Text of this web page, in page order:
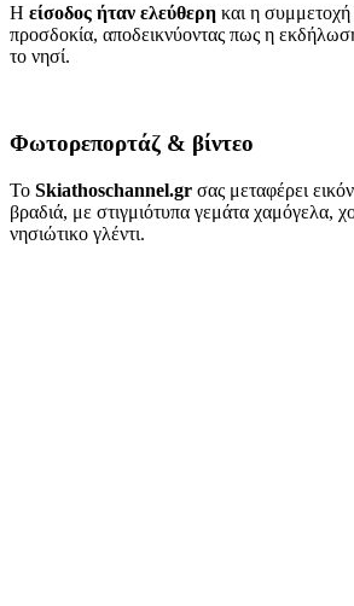
Η είσοδος ήταν ελεύθερη και η
προσδοκία, αποδεικνύοντας πως η
το νησί.
Φωτορεπορτάζ & βίντεο
Το Skiathoschannel.gr σας μεταφέρει
βραδιά, με στιγμιότυπα γεμάτα χαμόγελα,
νησιώτικο γλέντι.